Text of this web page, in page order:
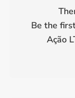
Be the
Ação